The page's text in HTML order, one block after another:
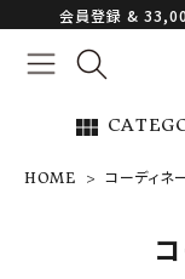
会員登録 &
view_module
NEW ARRIVAL
HOME コーディネ